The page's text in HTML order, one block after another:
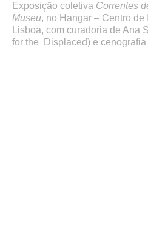
Exposição coletiva Correntes
Museu, no Hangar – Centro
Lisboa, com curadoria de Ana
for the Displaced) e